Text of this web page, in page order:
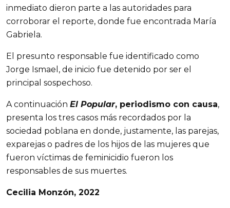
inmediato dieron parte a las autoridades para
corroborar el reporte, donde fue encontrada María
Gabriela.
El presunto responsable fue identificado como
Jorge Ismael, de inicio fue detenido por ser el
principal sospechoso.
A continuación El Popular, periodismo con causa,
presenta los tres casos más recordados por la
sociedad poblana en donde, justamente, las parejas,
exparejas o padres de los hijos de las mujeres que
fueron víctimas de feminicidio fueron los
responsables de sus muertes.
Cecilia Monzón, 2022